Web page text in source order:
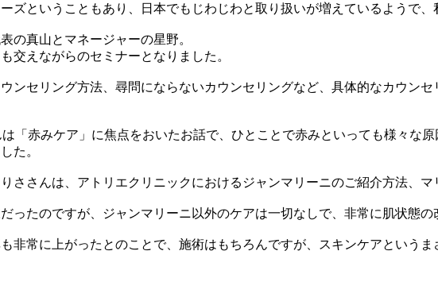
ズということもあり、日本でもじわじわと取り扱いが増えているようで、
の真山とマネージャーの星野。
交えながらのセミナーとなりました。
ンセリング方法、尋問にならないカウンセリングなど、具体的なカウン
「赤みケア」に焦点をおいたお話で、ひとことで赤みといっても様々な
た。
ささんは、アトリエクリニックにおけるジャンマリーニのご紹介方法、
ったのですが、ジャンマリーニ以外のケアは一切なしで、非常に肌状態
非常に上がったとのことで、施術はもちろんですが、スキンケアという